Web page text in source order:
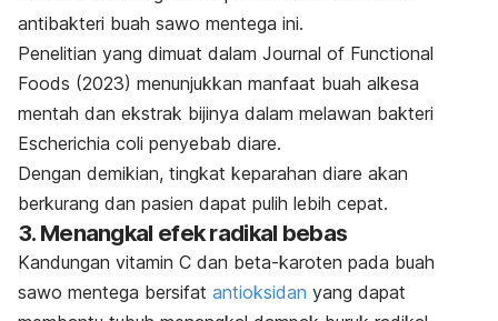
antibakteri buah sawo mentega ini.
Penelitian yang dimuat dalam Journal of Functional
Foods (2023) menunjukkan manfaat buah alkesa
mentah dan ekstrak bijinya dalam melawan bakteri
Escherichia coli penyebab diare.
Dengan demikian, tingkat keparahan diare akan
berkurang dan pasien dapat pulih lebih cepat.
3. Menangkal efek radikal bebas
Kandungan vitamin C dan beta-karoten pada buah
sawo mentega bersifat antioksidan yang dapat